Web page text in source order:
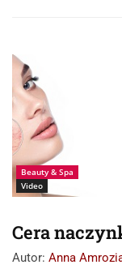
Źródło:
Fotolia_238238023_
Erica_Smit
Beauty & Spa
Video
Cera
Autor: Anna